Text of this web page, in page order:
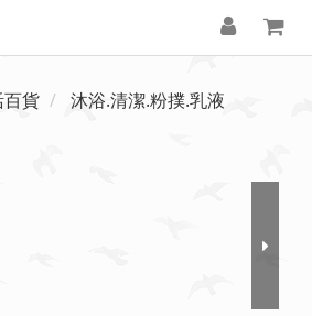
貨 沐浴.清潔.粉撲.乳液